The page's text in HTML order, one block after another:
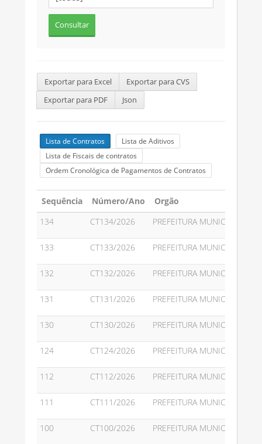
Exportar para Excel
Exportar para CVS
Exportar para PDF
Json
Lista de Contratos
Lista de Aditivos
Lista de Fiscais de contratos
Ordem Cronológica de Pagamentos de Contratos
Sequência Número/Ano
Orgão
134
CT134/2026 PREFEITURA MUNICIPAL DE
133 CT133/2026 PREFEITURA MUNICIPAL DE
132 CT132/2026 PREFEITURA MUNICIPAL DE
131 CT131/2026 PREFEITURA MUNICIPAL DE
130 CT130/2026 PREFEITURA MUNICIPAL DE
124 CT124/2026 PREFEITURA MUNICIPAL DE
112 CT112/2026 PREFEITURA MUNICIPAL DE
111 CT111/2026 PREFEITURA MUNICIPAL DE
100 CT100/2026 PREFEITURA MUNICIPAL DE